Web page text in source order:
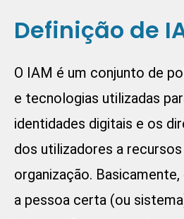
Definição de
O IAM é um conjunto de
e tecnologias utilizadas
identidades digitais e os
dos utilizadores a
organização.
a pessoa certa (ou